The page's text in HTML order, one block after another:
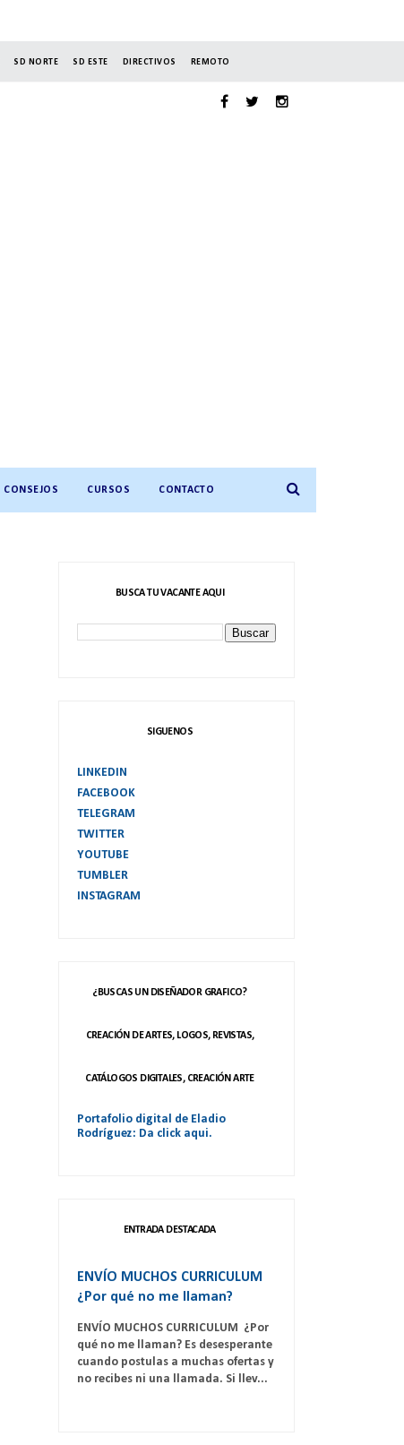
SD NORTE SD ESTE DIRECTIVOS REMOTO
CONSEJOS CURSOS CONTACTO
BUSCA TU VACANTE AQUI
SIGUENOS
LINKEDIN
FACEBOOK
TELEGRAM
TWITTER
YOUTUBE
TUMBLER
INSTAGRAM
¿BUSCAS UN DISEÑADOR GRAFICO?
CREACIÓN DE ARTES, LOGOS, REVISTAS,
CATÁLOGOS DIGITALES, CREACIÓN ARTE
Portafolio digital de Eladio
Rodríguez: Da click aqui.
ENTRADA DESTACADA
ENVÍO MUCHOS CURRICULUM
¿Por qué no me llaman?
ENVÍO MUCHOS CURRICULUM ¿Por
qué no me llaman? Es desesperante
cuando postulas a muchas ofertas y
no recibes ni una llamada. Si llev...